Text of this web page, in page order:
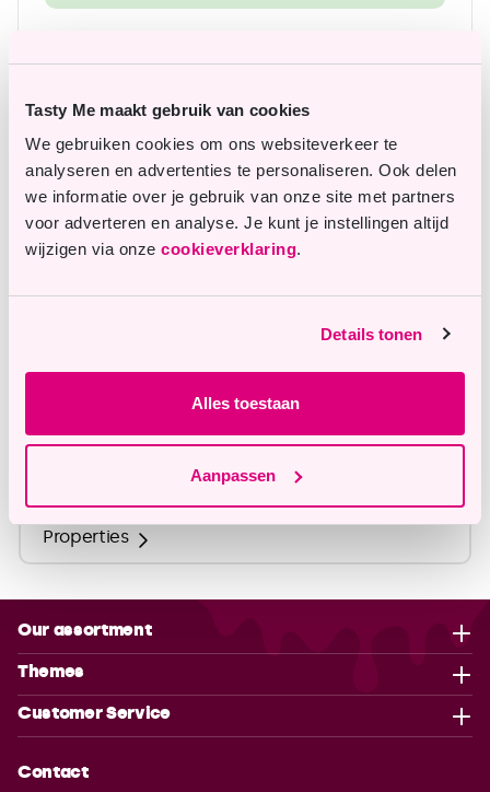
Tasty Me maakt gebruik van cookies
We gebruiken cookies om ons websiteverkeer te
analyseren en advertenties te personaliseren. Ook delen
we informatie over je gebruik van onze site met partners
voor adverteren en analyse. Je kunt je instellingen altijd
wijzigen via onze cookieverklaring.
Details tonen
Alles toestaan
Aanpassen
Questions or remarks?
Our customer service is happy to assist you.
Properties
Our assortment
Themes
Customer Service
Contact